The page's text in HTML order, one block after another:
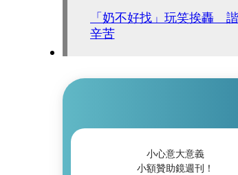
「奶不好找」玩笑挨轟
辛苦
小心意大意義
小額贊助鏡週刊！